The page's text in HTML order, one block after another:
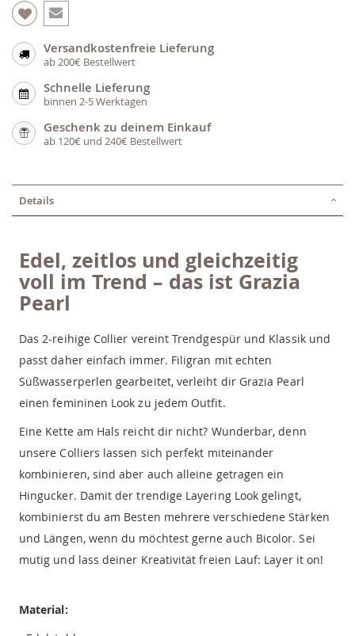
Versandkostenfreie Lieferung
ab 200€ Bestellwert
Schnelle Lieferung
binnen 2-5 Werktagen
Geschenk zu deinem Einkauf
ab 120€ und 240€ Bestellwert
Details
Edel, zeitlos und gleichzeitig
voll im Trend – das ist Grazia
Pearl
Das 2-reihige Collier vereint Trendgespür und Klassik und
passt daher einfach immer. Filigran mit echten
Süßwasserperlen gearbeitet, verleiht dir Grazia Pearl
einen femininen Look zu jedem Outfit.
Eine Kette am Hals reicht dir nicht? Wunderbar, denn
unsere Colliers lassen sich perfekt miteinander
kombinieren, sind aber auch alleine getragen ein
Hingucker. Damit der trendige Layering Look gelingt,
kombinierst du am Besten mehrere verschiedene Stärken
und Längen, wenn du möchtest gerne auch Bicolor. Sei
mutig und lass deiner Kreativität freien Lauf: Layer it on!
Material: